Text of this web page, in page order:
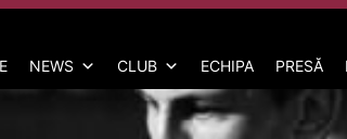
NEWS CLUB ECHIPA PRESĂ